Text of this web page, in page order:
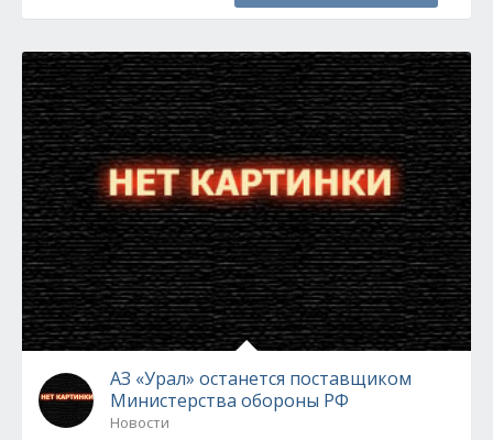
АЗ «Урал» останется поставщиком
Министерства обороны РФ
Новости